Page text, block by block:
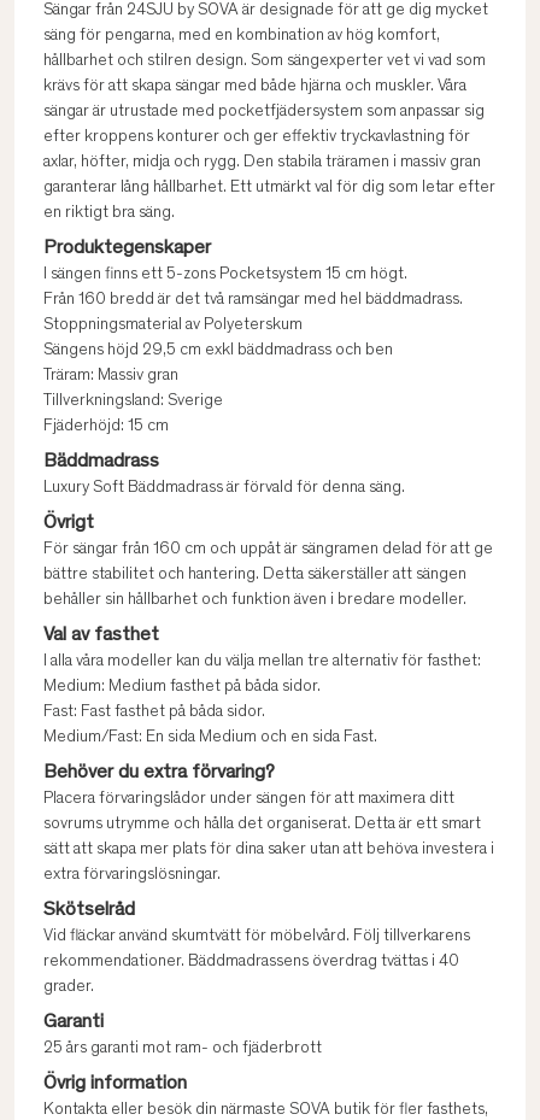
Sängar från 24SJU by SOVA är designade för att ge dig mycket
säng för pengarna, med en kombination av hög komfort,
hållbarhet och stilren design. Som sängexperter vet vi vad som
krävs för att skapa sängar med både hjärna och muskler. Våra
sängar är utrustade med pocketfjädersystem som anpassar sig
efter kroppens konturer och ger effektiv tryckavlastning för
axlar, höfter, midja och rygg. Den stabila träramen i massiv gran
garanterar lång hållbarhet. Ett utmärkt val för dig som letar efter
en riktigt bra säng.
Produktegenskaper
I sängen finns ett 5-zons Pocketsystem 15 cm högt.
Från 160 bredd är det två ramsängar med hel bäddmadrass.
Stoppningsmaterial av Polyeterskum
Sängens höjd 29,5 cm exkl bäddmadrass och ben
Träram: Massiv gran
Tillverkningsland: Sverige
Fjäderhöjd: 15 cm
Bäddmadrass
Luxury Soft Bäddmadrass är förvald för denna säng.
Övrigt
För sängar från 160 cm och uppåt är sängramen delad för att ge
bättre stabilitet och hantering. Detta säkerställer att sängen
behåller sin hållbarhet och funktion även i bredare modeller.
Val av fasthet
I alla våra modeller kan du välja mellan tre alternativ för fasthet:
Medium: Medium fasthet på båda sidor.
Fast: Fast fasthet på båda sidor.
Medium/Fast: En sida Medium och en sida Fast.
Behöver du extra förvaring?
Placera förvaringslådor under sängen för att maximera ditt
sovrums utrymme och hålla det organiserat. Detta är ett smart
sätt att skapa mer plats för dina saker utan att behöva investera i
extra förvaringslösningar.
Skötselråd
Vid fläckar använd skumtvätt för möbelvård. Följ tillverkarens
rekommendationer. Bäddmadrassens överdrag tvättas i 40
grader.
Garanti
25 års garanti mot ram- och fjäderbrott
Övrig information
Kontakta eller besök din närmaste SOVA butik för fler fasthets,